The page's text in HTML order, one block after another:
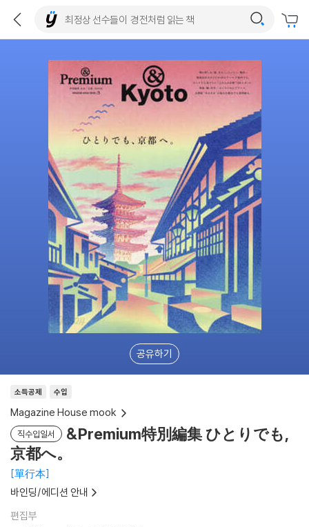
공유하기
소득공제 수입
Magazine House mook
직수입일서
&Premium特別編集 ひとりでも,
京都へ。
單行本
바인딩/에디션 안내
편집부